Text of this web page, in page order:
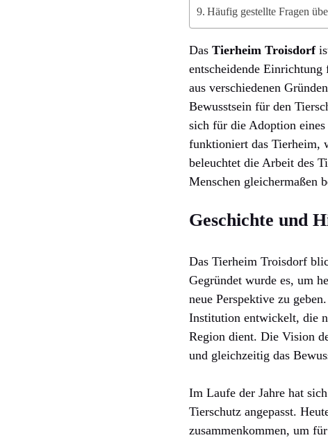
Häufig gestellte Fragen
Das Tierheim Troisdorf
entscheidende
aus verschiedenen
Bewusstsein für den
sich für die Adoption
funktioniert das Tierheim,
beleuchtet die Arbeit des
Menschen gleichermaßen
Geschichte und
Das Tierheim Troisdorf
Gegründet wurde es, um
neue Perspektive zu
Institution entwickelt, die
Region dient. Die Vision
und gleichzeitig das
Im Laufe der Jahre hat
Tierschutz angepasst.
zusammenkommen, um